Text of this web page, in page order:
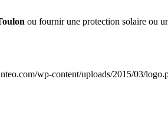
ou fournir une protection solaire ou
wp-content/uploads/2015/03/